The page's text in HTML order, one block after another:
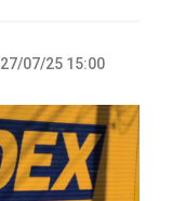
27/07/25 15:00